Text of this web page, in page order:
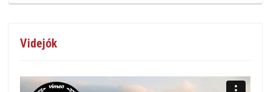
Videjók